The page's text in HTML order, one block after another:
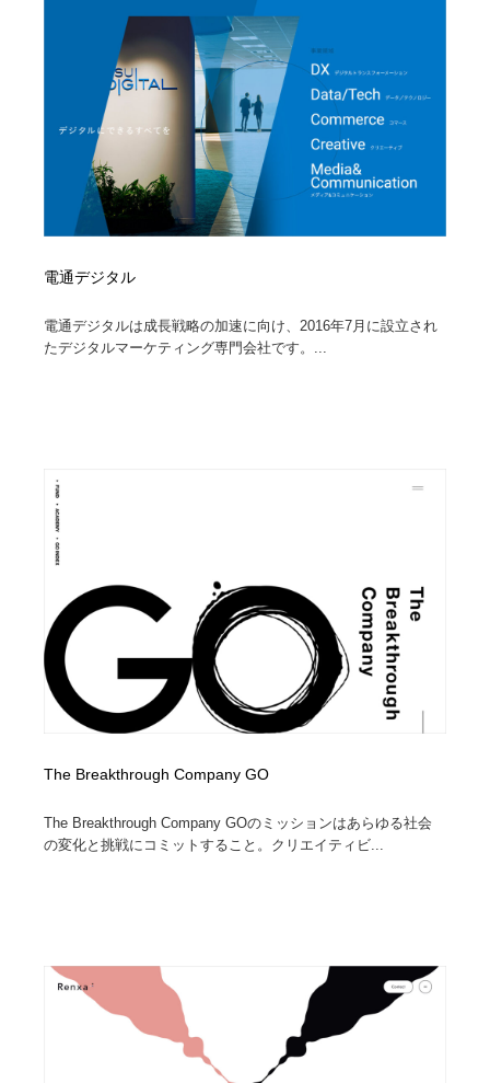
電通デジタル
電通デジタルは成長戦略の加速に向け、2016年7月に設立され
たデジタルマーケティング専門会社です。...
The Breakthrough Company GO
The Breakthrough Company GOのミッションはあらゆる社会
の変化と挑戦にコミットすること。クリエイティビ...